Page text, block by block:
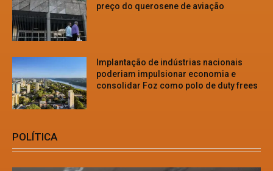
preço do querosene de aviação
Implantação de indústrias nacionais
poderiam impulsionar economia e
consolidar Foz como polo de duty frees
POLÍTICA